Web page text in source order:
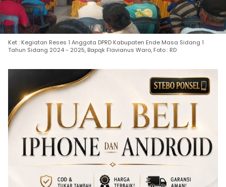
Ket : Kegiatan Reses 1 Anggota DPRD Kabupaten Ende Masa Sidang 1
Tahun Sidang 2024 - 2025, Bapqk Flavianus Waro, Foto : RD